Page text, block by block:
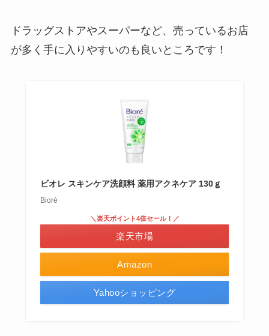
ドラッグストアやスーパーなど、売っているお店
が多く手に入りやすいのも良いところです！
ビオレ スキンケア洗顔料 薬用アクネケア 130ｇ
Bioré
Amazon
＼楽天ポイント4倍セール！／
楽天市場
Yahooショッピング